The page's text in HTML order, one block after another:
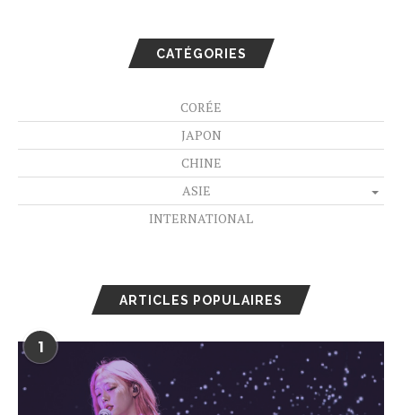
CATÉGORIES
CORÉE
JAPON
CHINE
ASIE
INTERNATIONAL
ARTICLES POPULAIRES
1